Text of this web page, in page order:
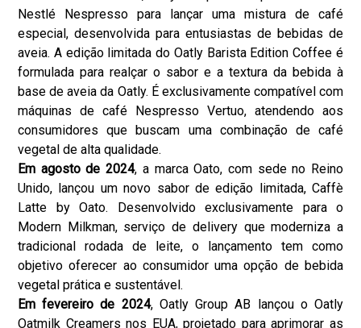
Nestlé Nespresso para lançar uma mistura de café
especial, desenvolvida para entusiastas de bebidas de
aveia. A edição limitada do Oatly Barista Edition Coffee é
formulada para realçar o sabor e a textura da bebida à
base de aveia da Oatly. É exclusivamente compatível com
máquinas de café Nespresso Vertuo, atendendo aos
consumidores que buscam uma combinação de café
vegetal de alta qualidade.
Em agosto de 2024, a marca Oato, com sede no Reino
Unido, lançou um novo sabor de edição limitada, Caffè
Latte by Oato. Desenvolvido exclusivamente para o
Modern Milkman, serviço de delivery que moderniza a
tradicional rodada de leite, o lançamento tem como
objetivo oferecer ao consumidor uma opção de bebida
vegetal prática e sustentável.
Em fevereiro de 2024, Oatly Group AB lançou o Oatly
Oatmilk Creamers nos EUA, projetado para aprimorar as